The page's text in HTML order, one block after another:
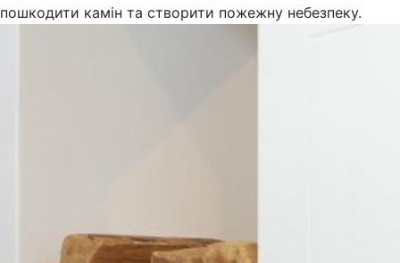
пошкодити камін та створити пожежну небезпеку.